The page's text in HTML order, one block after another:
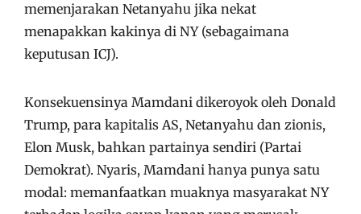
memenjarakan Netanyahu jika nekat
menapakkan kakinya di NY (sebagaimana
keputusan ICJ).
Konsekuensinya Mamdani dikeroyok oleh Donald
Trump, para kapitalis AS, Netanyahu dan zionis,
Elon Musk, bahkan partainya sendiri (Partai
Demokrat). Nyaris, Mamdani hanya punya satu
modal: memanfaatkan muaknya masyarakat NY